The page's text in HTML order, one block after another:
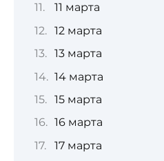
11 марта
12 марта
13 марта
14 марта
15 марта
16 марта
17 марта